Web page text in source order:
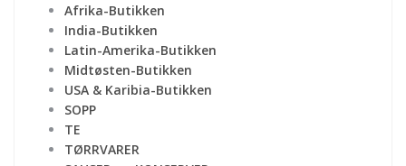
Afrika-Butikken
India-Butikken
Latin-Amerika-Butikken
Midtøsten-Butikken
USA & Karibia-Butikken
SOPP
TE
TØRRVARER